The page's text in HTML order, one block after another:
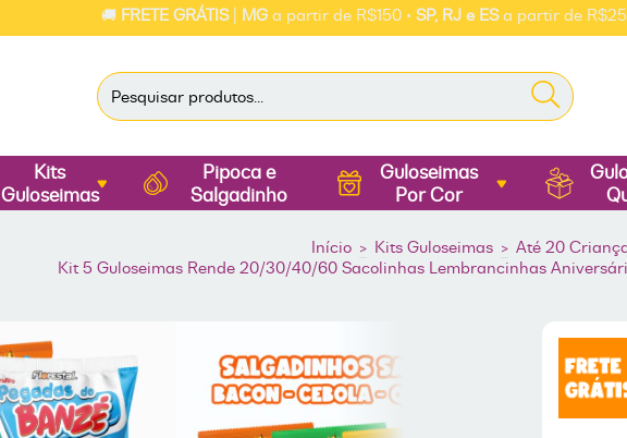
FRETE GRÁTIS|MGa partir de R$150 • SP, RJ e ESa partir de R$250 •
Kits
Guloseimas
Pipoca e
Salgadinho
Guloseimas
Por Cor
Início > Kits Guloseimas > Até 20
Kit 5 Guloseimas Rende 20/30/40/60 Sacolinhas Lembrancinhas